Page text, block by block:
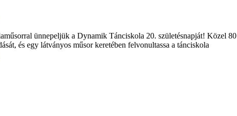
ünnepeljük a Dynamik Tánciskola 20. születésnapját! Közel 80
és egy látványos műsor keretében felvonultassa a tánciskola